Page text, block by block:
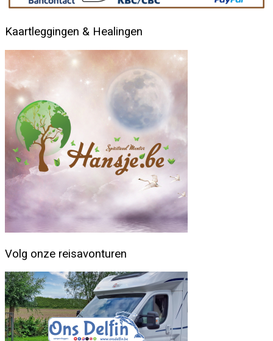
Kaartleggingen & Healingen
Volg onze reisavonturen